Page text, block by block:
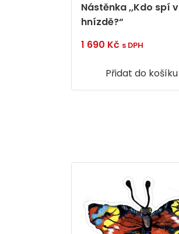
Nástěnka ,,Kdo spí v
hnízdě?“
1 690 Kč s DPH
Přidat do košíku